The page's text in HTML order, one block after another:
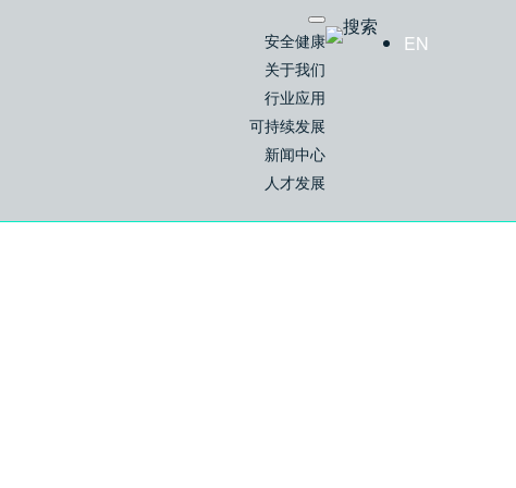
安全健康
关于我们
行业应用
可持续发展
新闻中心
人才发展
EN